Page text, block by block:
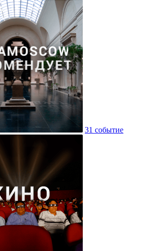
31 событие